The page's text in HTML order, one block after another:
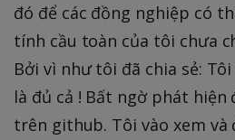
đó để các đồng nghiệp có
tính cầu toàn của tôi chưa
Bởi vì như tôi đã chia sẻ:
là đủ cả ! Bất ngờ phát
trên github. Tôi vào xem và